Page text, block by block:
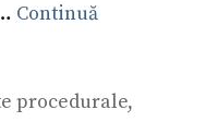
Continuă
procedurale,